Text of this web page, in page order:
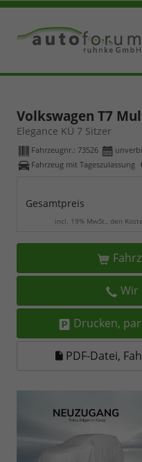
Volkswagen T7
Elegance KÜ 7 Sitzer
Fahrzeugnr.: 73526
Fahrzeug mit Tageszulassung
Gesamtpreis
incl. 19% MwSt., den
Wir
Drucken,
PDF-Datei,